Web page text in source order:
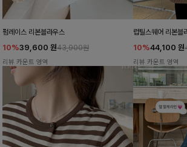
펌레이스 리본블라우스
10%39,600 원43,900원
리뷰 카운트 영역
럽틸스퀘어 리본블
10%44,100 원
리뷰 카운트 영역